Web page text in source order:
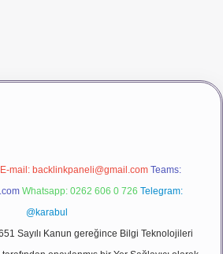
E-mail: backlinkpaneli@gmail.com Teams:
Whatsapp: 0262 606 0 726 Telegram:
@karabul
Sayılı Kanun gereğince Bilgi Teknolojileri